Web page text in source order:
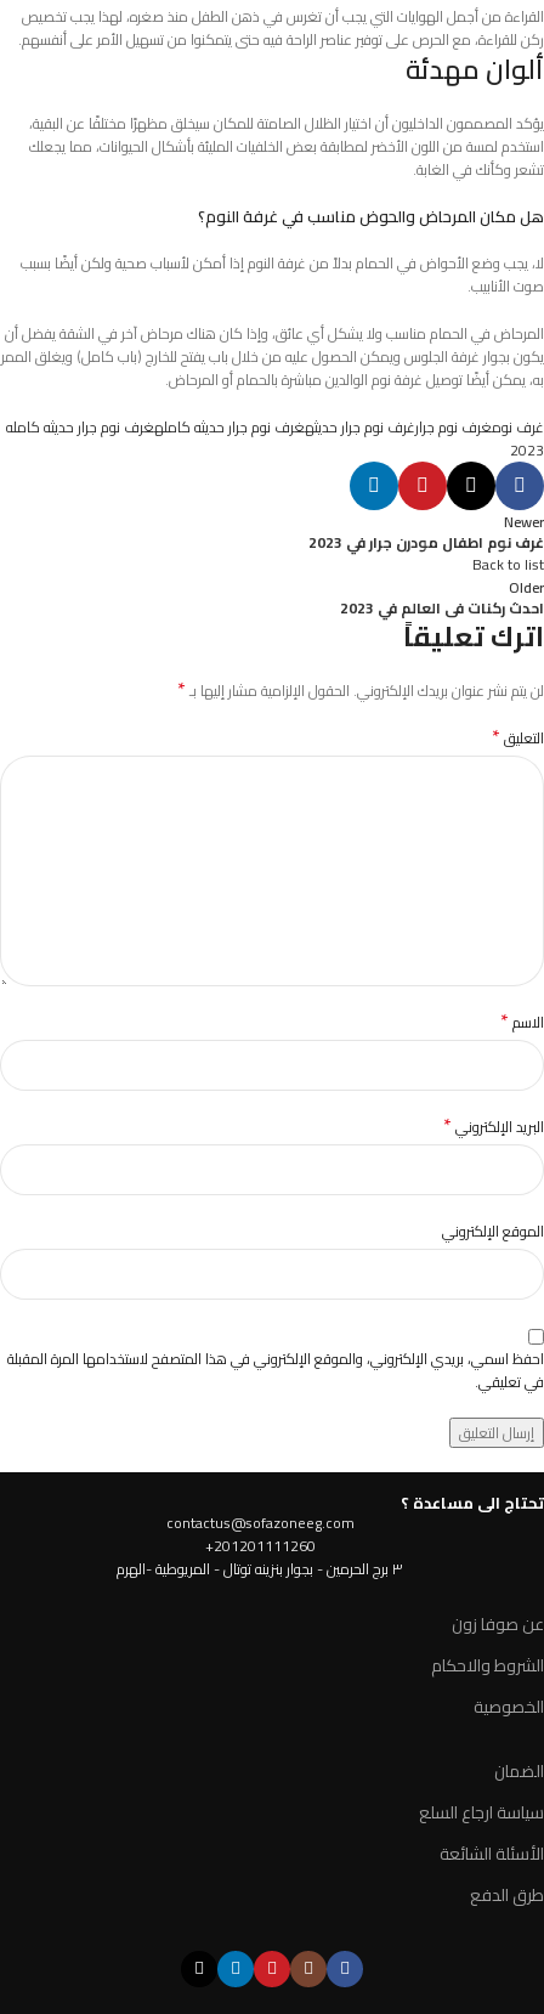
القراءة من أجمل الهوايات التي يجب أن تغرس في ذهن الطفل منذ صغره، لهذا يجب تخصيص
ركن للقراءة، مع الحرص على توفير عناصر الراحة فيه حتى يتمكنوا من تسهيل الأمر على أنفسهم.
ألوان مهدئة
يؤكد المصممون الداخليون أن اختيار الظلال الصامتة للمكان سيخلق مظهرًا مختلفًا عن البقية،
استخدم لمسة من اللون الأخضر لمطابقة بعض الخلفيات المليئة بأشكال الحيوانات، مما يجعلك
تشعر وكأنك في الغابة.
هل مكان المرحاض والحوض مناسب في غرفة النوم؟
لا، يجب وضع الأحواض في الحمام بدلاً من غرفة النوم إذا أمكن لأسباب صحية ولكن أيضًا بسبب
صوت الأنابيب.
المرحاض في الحمام مناسب ولا يشكل أي عائق، وإذا كان هناك مرحاض آخر في الشقة يفضل أن
يكون بجوار غرفة الجلوس ويمكن الحصول عليه من خلال باب يفتح للخارج (باب كامل) ويغلق الممر
به، يمكن أيضًا توصيل غرفة نوم الوالدين مباشرة بالحمام أو المرحاض.
غرف نومغرف نوم جرارغرف نوم جرار حديثهغرف نوم جرار حديثه كاملهغرف نوم جرار حديثه كامله
2023
Newer
غرف نوم اطفال مودرن جرار في 2023
Back to list
Older
احدث ركنات فى العالم في 2023
اترك تعليقاً
لن يتم نشر عنوان بريدك الإلكتروني. الحقول الإلزامية مشار إليها بـ*
التعليق*
الاسم*
البريد الإلكتروني*
الموقع الإلكتروني
احفظ اسمي، بريدي الإلكتروني، والموقع الإلكتروني في هذا المتصفح لاستخدامها المرة المقبلة
في تعليقي.
تحتاج الى مساعدة ؟
contactus@sofazoneeg.com
201201111260+
٣ برج الحرمين - بجوار بنزينه توتال - المريوطية -الهرم
عن صوفا زون
الشروط والاحكام
الخصوصية
الضمان
سياسة ارجاع السلع
الأسئلة الشائعة
طرق الدفع